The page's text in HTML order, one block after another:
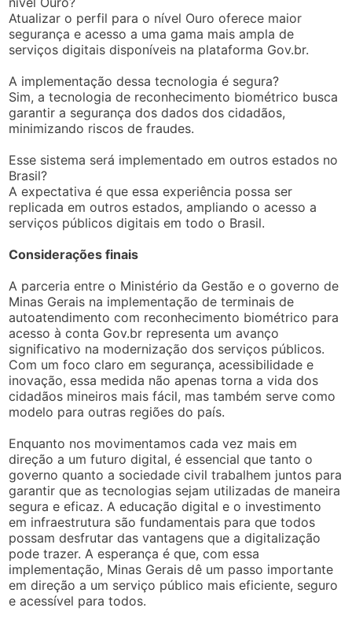
Atualizar o perfil para o nível Ouro oferece maior
segurança e acesso a uma gama mais ampla de
serviços digitais disponíveis na plataforma Gov.br.
A implementação dessa tecnologia é segura?
Sim, a tecnologia de reconhecimento biométrico busca
garantir a segurança dos dados dos cidadãos,
minimizando riscos de fraudes.
Esse sistema será implementado em outros estados no
Brasil?
A expectativa é que essa experiência possa ser
replicada em outros estados, ampliando o acesso a
serviços públicos digitais em todo o Brasil.
Considerações finais
A parceria entre o Ministério da Gestão e o governo de
Minas Gerais na implementação de terminais de
autoatendimento com reconhecimento biométrico para
acesso à conta Gov.br representa um avanço
significativo na modernização dos serviços públicos.
Com um foco claro em segurança, acessibilidade e
inovação, essa medida não apenas torna a vida dos
cidadãos mineiros mais fácil, mas também serve como
modelo para outras regiões do país.
Enquanto nos movimentamos cada vez mais em
direção a um futuro digital, é essencial que tanto o
governo quanto a sociedade civil trabalhem juntos para
garantir que as tecnologias sejam utilizadas de maneira
segura e eficaz. A educação digital e o investimento
em infraestrutura são fundamentais para que todos
possam desfrutar das vantagens que a digitalização
pode trazer. A esperança é que, com essa
implementação, Minas Gerais dê um passo importante
em direção a um serviço público mais eficiente, seguro
e acessível para todos.